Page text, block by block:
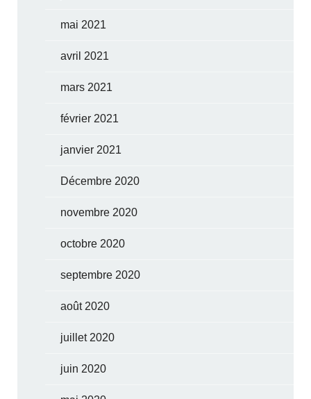
mai 2021
avril 2021
mars 2021
février 2021
janvier 2021
Décembre 2020
novembre 2020
octobre 2020
septembre 2020
août 2020
juillet 2020
juin 2020